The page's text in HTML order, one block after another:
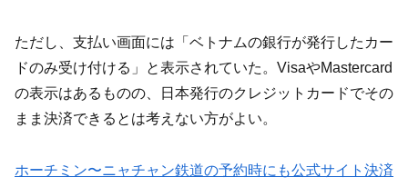
ただし、支払い画面には「ベトナムの銀行が発行したカー
ドのみ受け付ける」と表示されていた。VisaやMastercard
の表示はあるものの、日本発行のクレジットカードでその
まま決済できるとは考えない方がよい。
ホーチミン〜ニャチャン鉄道の予約時にも公式サイト決済